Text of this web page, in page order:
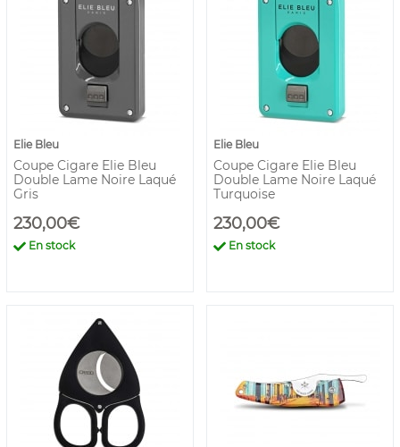
Elie Bleu
Coupe Cigare Elie Bleu
Double Lame Noire Laqué
Gris
230,00€
En stock
Elie Bleu
Coupe Cigare Elie Bleu
Double Lame Noire Laqué
Turquoise
230,00€
En stock